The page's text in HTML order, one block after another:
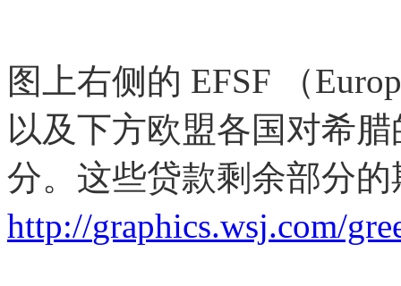
图上右侧的 EFSF （
以及下方欧盟各国对希
分。这些贷款剩余部分
http://graphics.wsj.com/